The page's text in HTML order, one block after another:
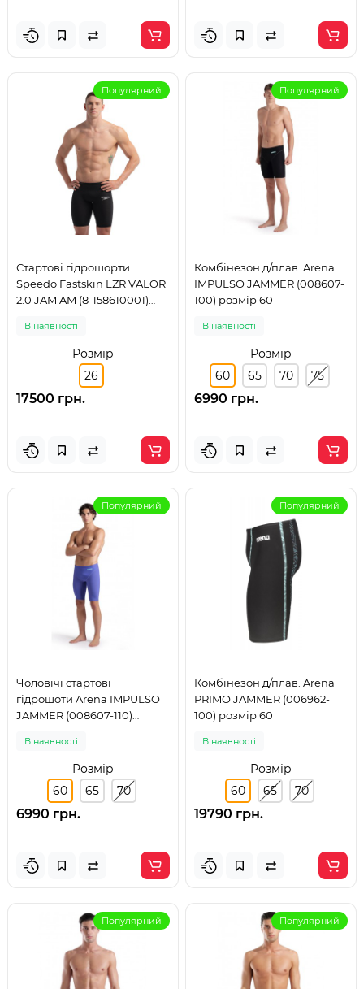
Популярний
Стартові гідрошорти
Speedo Fastskin LZR VALOR
2.0 JAM AM (8-158610001)
В наявності
Розмір
26
17500 грн.
Популярний
Комбінезон д/плав. Arena
IMPULSO JAMMER (008607-
100) розмір 60
В наявності
Розмір
60
65 70 75
6990 грн.
Популярний
Чоловічі стартові
гідрошоти Arena IMPULSO
JAMMER (008607-110)
В наявності
Розмір
60
65 70
6990 грн.
Популярний
Комбінезон д/плав. Arena
PRIMO JAMMER (006962-
100) розмір 60
В наявності
Розмір
60
65 70
19790 грн.
Популярний Популярний